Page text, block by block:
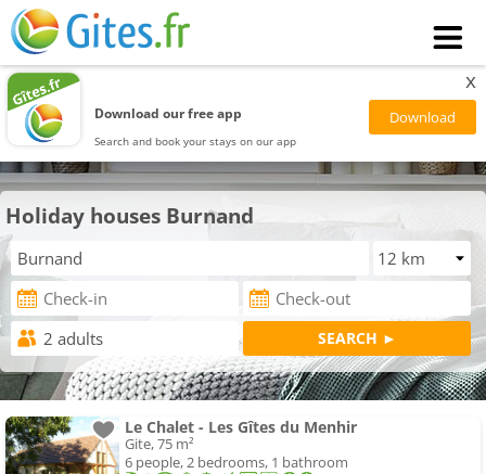
Download our free app
Search and book your stays on our app
x
Holiday houses Burnand
Le Chalet - Les Gîtes du Menhir
Gite, 75 m²
6 people, 2 bedrooms, 1 bathroom